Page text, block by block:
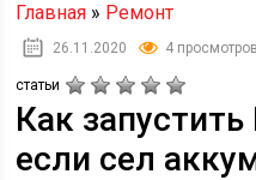
Главная » Ремонт
26.11.2020 4 просмотров
статьи
Как
если сел